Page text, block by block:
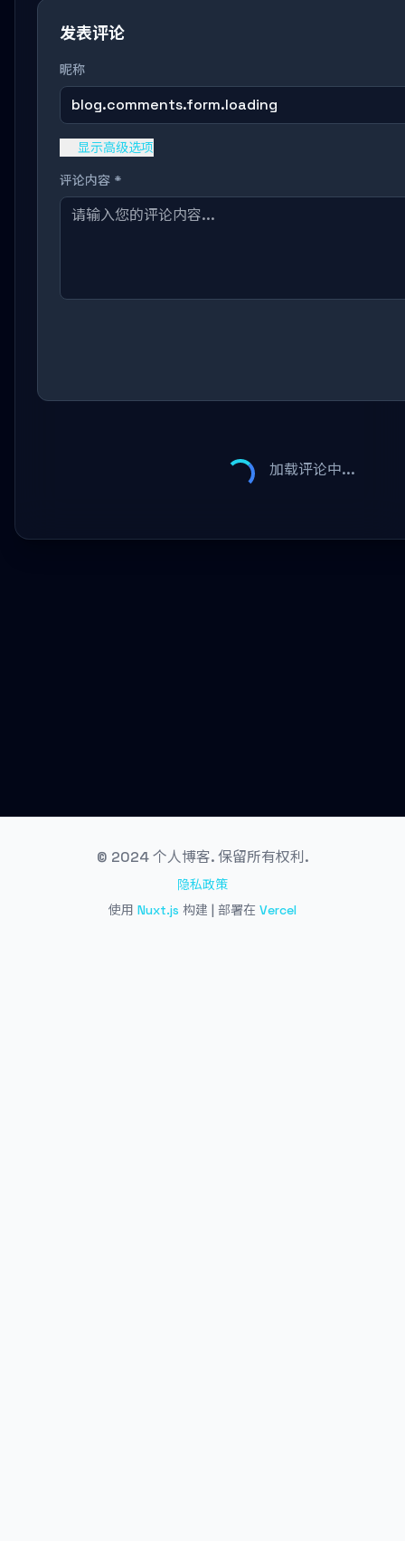
发表评论
昵称
blog.comments.form.loading
显示高级选项
评论内容 *
加载评论中...
© 2024 个人博客. 保留所有权利.
隐私政策
使用 Nuxt.js 构建 | 部署在 Vercel